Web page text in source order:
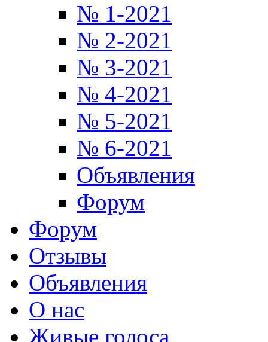
№ 1-2021
№ 2-2021
№ 3-2021
№ 4-2021
№ 5-2021
№ 6-2021
Объявления
Форум
Форум
Отзывы
Объявления
О нас
Живые голоса